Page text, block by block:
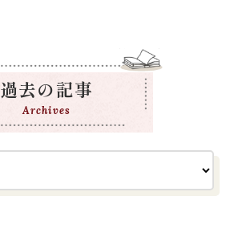
過去の記事
Archives